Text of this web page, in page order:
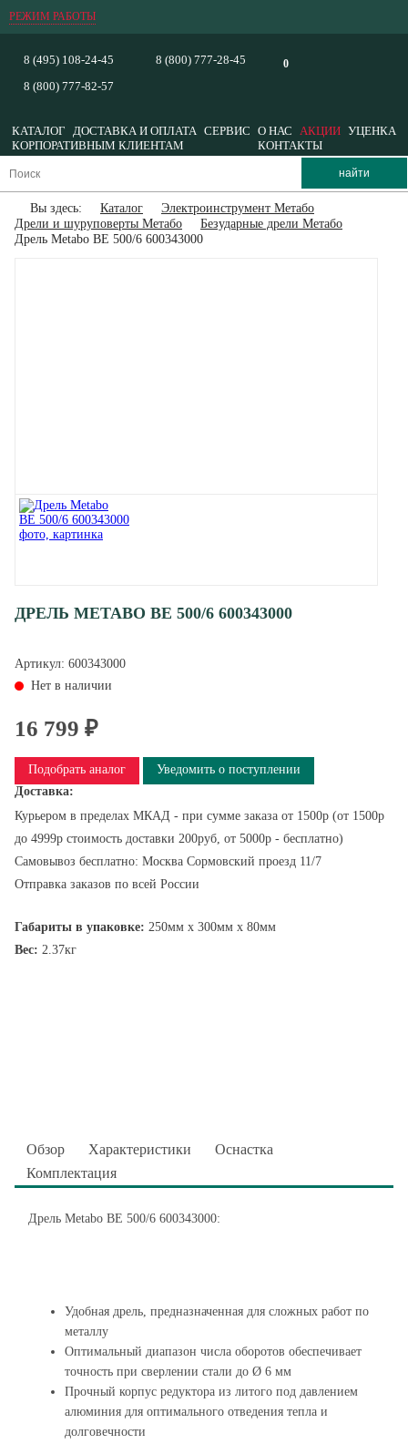
РЕЖИМ РАБОТЫ
0
8 (495) 108-24-45
8 (800) 777-82-57
8 (800) 777-28-45
КАТАЛОГ ДОСТАВКА И ОПЛАТА СЕРВИС О НАС АКЦИИ УЦЕНКА
КОРПОРАТИВНЫМ КЛИЕНТАМ
КОНТАКТЫ
Вы здесь: Каталог
Электроинструмент Метабо
Дрели и шуруповерты Метабо
Безударные дрели Метабо
Дрель Metabo BE 500/6 600343000
ДРЕЛЬ METABO BE 500/6 600343000
Артикул: 600343000
Нет в наличии
16 799 ₽
Подобрать аналог
Уведомить о поступлении
Доставка:
Курьером в пределах МКАД - при сумме заказа от 1500р (от 1500р
до 4999р стоимость доставки 200руб, от 5000р - бесплатно)
Самовывоз бесплатно: Москва Сормовский проезд 11/7
Отправка заказов по всей России
Габариты в упаковке: 250мм x 300мм x 80мм
Вес: 2.37кг
Обзор Характеристики
Оснастка
Комплектация
Дрель Metabo BE 500/6 600343000:
Удобная дрель, предназначенная для сложных работ по
металлу
Оптимальный диапазон числа оборотов обеспечивает
точность при сверлении стали до Ø 6 мм
Прочный корпус редуктора из литого под давлением
алюминия для оптимального отведения тепла и
долговечности